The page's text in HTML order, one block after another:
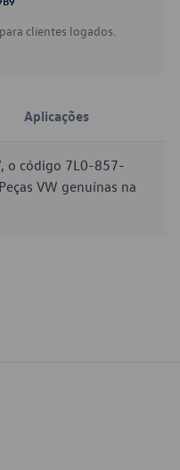
clientes logados.
Aplicações
o código 7L0-857-
VW genuínas na